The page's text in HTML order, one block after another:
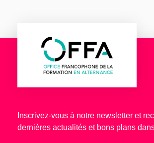
Inscrivez-vous à notre newsletter et
dernières actualités et bons plans